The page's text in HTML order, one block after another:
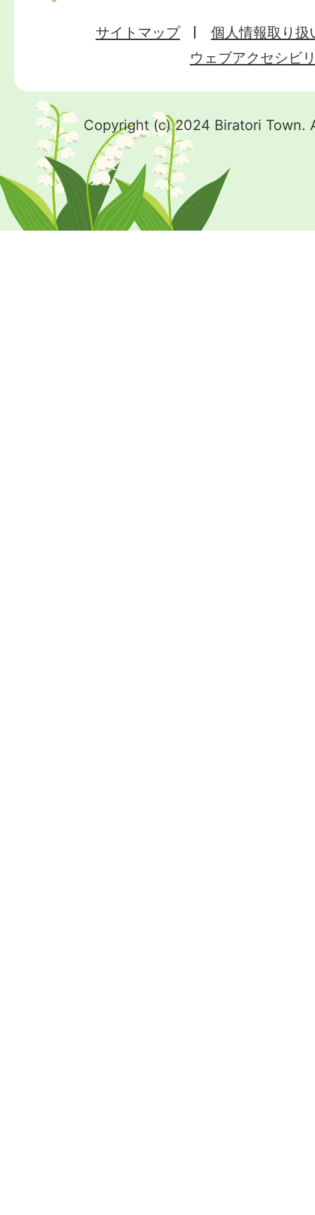
サイトマップ
個人情報取り扱
ウェブアクセシビ
Copyright (c) 2024 Biratori Town.